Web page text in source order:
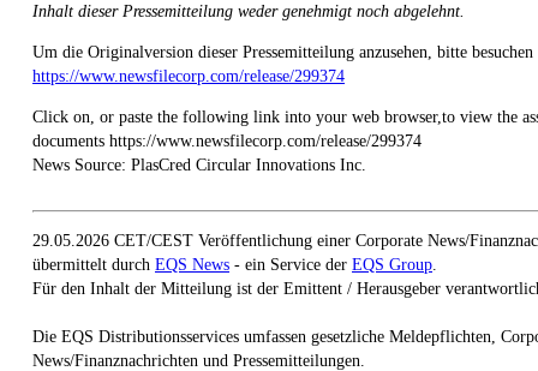
Inhalt dieser Pressemitteilung weder genehmigt noch abgelehnt.
Um die Originalversion dieser Pressemitteilung anzusehen, bitte besuchen
https://www.newsfilecorp.com/release/299374
Click on, or paste the following link into your web browser,to view the
documents https://www.newsfilecorp.com/release/299374
News Source: PlasCred Circular Innovations Inc.
29.05.2026 CET/CEST Veröffentlichung einer Corporate News/
übermittelt durch EQS News - ein Service der EQS Group
Für den Inhalt der Mitteilung ist der Emittent / Herausgeber
Die EQS Distributionsservices umfassen gesetzliche Meldepflichten,
News/Finanznachrichten und Pressemitteilungen.